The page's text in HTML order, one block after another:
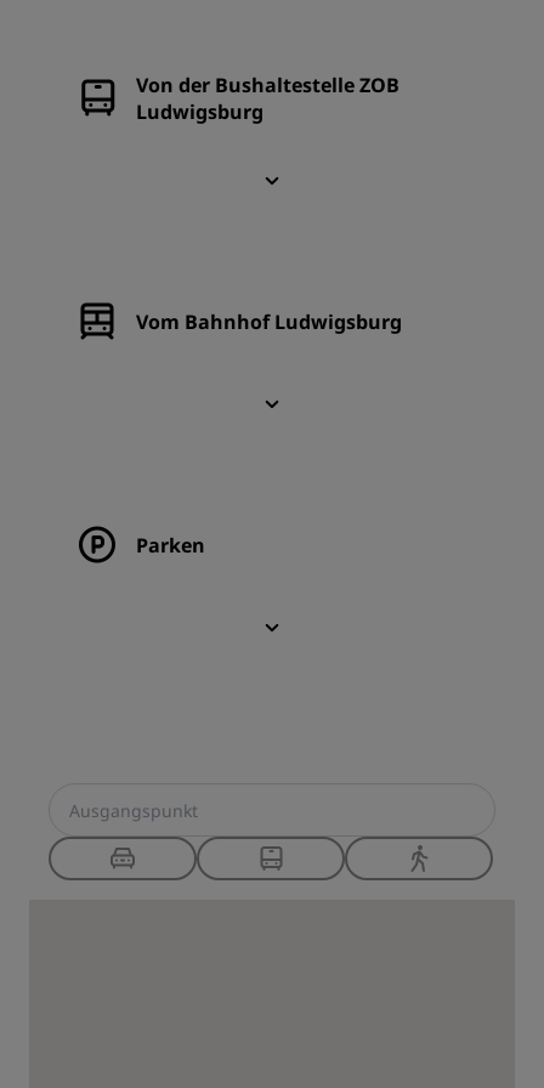
Von der Bushaltestelle ZOB
Ludwigsburg
Vom Bahnhof Ludwigsburg
Parken